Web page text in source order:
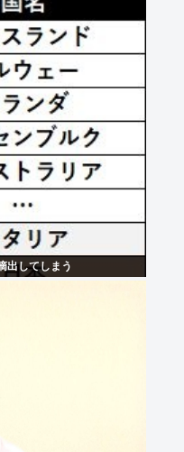
出してしまう